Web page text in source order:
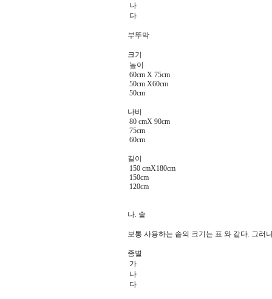
나
다
부뚜막
크기
높이
60cm X 75cm
50cm X60cm
50cm
나비
80 cmX 90cm
75cm
60cm
길이
150 cmX180cm
150cm
120cm
나. 솥
보통 사용하는 솥의 크기는 표 와 같다. 그러
종별
가
나
다